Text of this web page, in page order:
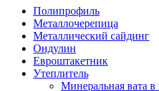
Полипрофиль
Металлочерепица
Металлический сайдинг
Ондулин
Евроштакетник
Утеплитель
Минеральная вата в